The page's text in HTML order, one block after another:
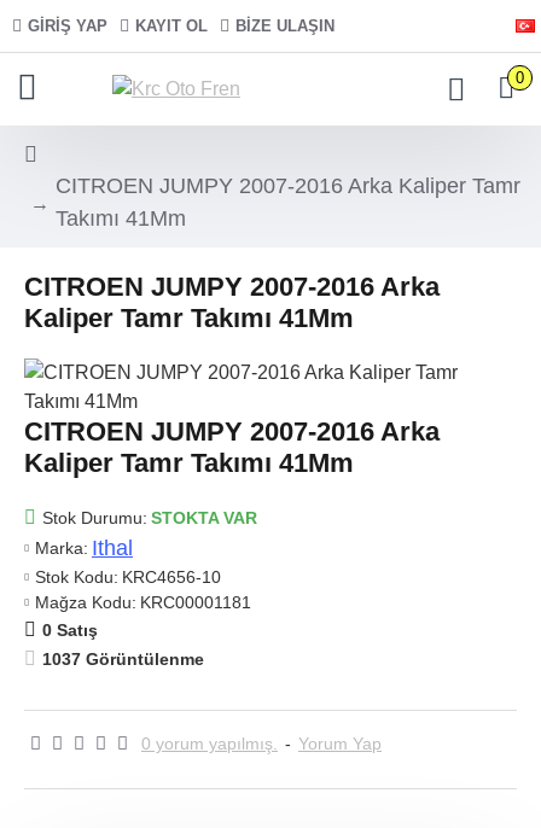
GIRIŞ YAP KAYIT OL BIZE ULAŞIN
0
CITROEN JUMPY 2007-2016 Arka Kaliper Tamr
Takımı 41Mm
CITROEN JUMPY 2007-2016 Arka
Kaliper Tamr Takımı 41Mm
CITROEN JUMPY 2007-2016 Arka
Kaliper Tamr Takımı 41Mm
Stok Durumu: STOKTA VAR
Marka: Ithal
Stok Kodu: KRC4656-10
Mağza Kodu: KRC00001181
0 Satış
1037 Görüntülenme
0 yorum yapılmış. - Yorum Yap